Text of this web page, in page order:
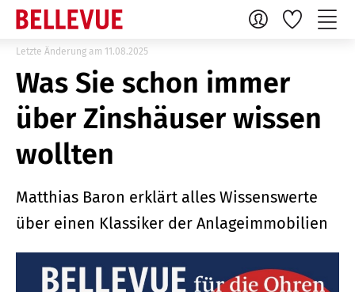
Letzte Änderung am 11.08.2025
Was Sie schon immer
über Zinshäuser wissen
wollten
Matthias Baron erklärt alles Wissenswerte
über einen Klassiker der Anlageimmobilien